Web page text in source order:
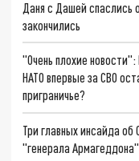
Даня с Дашей спаслись
закончились
"Очень плохие
НАТО впервые за СВО
приграничье?
Три главных инсайда
"генерала